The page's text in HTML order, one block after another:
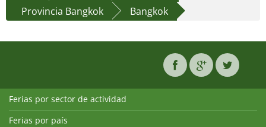
Provincia Bangkok
Bangkok
Ferias por sector de actividad
Ferias por país